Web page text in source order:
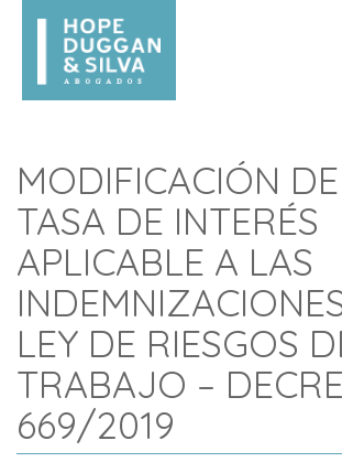
MODIFICACIÓN
TASA DE INTERÉS
APLICABLE A LAS
LEY DE RIESGOS
TRABAJO –
669/2019